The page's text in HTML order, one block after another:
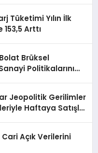
Tüketimi Yılın İlk
153,5 Arttı
Brüksel
Politikalarını
Jeopolitik Gerilimler
Haftaya Satışla
Cari Açık Verilerini